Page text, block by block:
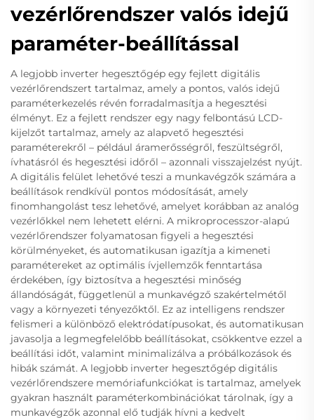
vezérlőrendszer valós idejű
paraméter-beállítással
A legjobb inverter hegesztőgép egy fejlett digitális
vezérlőrendszert tartalmaz, amely a pontos, valós idejű
paraméterkezelés révén forradalmasítja a hegesztési
élményt. Ez a fejlett rendszer egy nagy felbontású LCD-
kijelzőt tartalmaz, amely az alapvető hegesztési
paraméterekről – például áramerősségről, feszültségről,
ívhatásról és hegesztési időről – azonnali visszajelzést nyújt.
A digitális felület lehetővé teszi a munkavégzők számára a
beállítások rendkívül pontos módosítását, amely
finomhangolást tesz lehetővé, amelyet korábban az analóg
vezérlőkkel nem lehetett elérni. A mikroprocesszor-alapú
vezérlőrendszer folyamatosan figyeli a hegesztési
körülményeket, és automatikusan igazítja a kimeneti
paramétereket az optimális ívjellemzők fenntartása
érdekében, így biztosítva a hegesztési minőség
állandóságát, függetlenül a munkavégző szakértelmétől
vagy a környezeti tényezőktől. Ez az intelligens rendszer
felismeri a különböző elektródatípusokat, és automatikusan
javasolja a legmegfelelőbb beállításokat, csökkentve ezzel a
beállítási időt, valamint minimalizálva a próbálkozások és
hibák számát. A legjobb inverter hegesztőgép digitális
vezérlőrendszere memóriafunkciókat is tartalmaz, amelyek
gyakran használt paraméterkombinációkat tárolnak, így a
munkavégzők azonnal elő tudják hívni a kedvelt